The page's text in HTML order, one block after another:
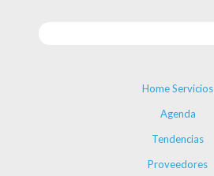
Home Servicios
Agenda
Tendencias
Proveedores